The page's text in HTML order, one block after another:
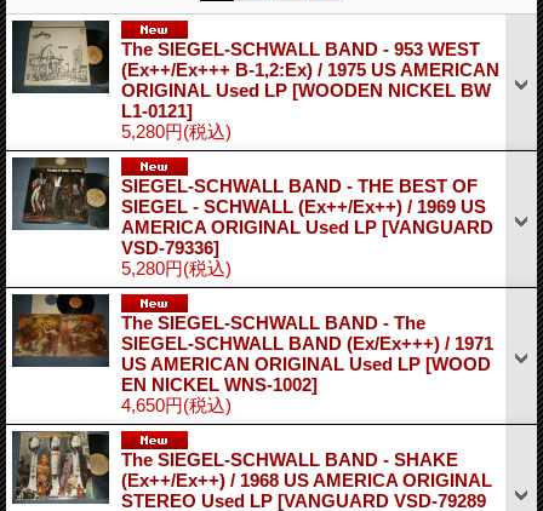
The SIEGEL-SCHWALL BAND - 953 WEST
(Ex++/Ex+++ B-1,2:Ex) / 1975 US AMERICAN
ORIGINAL Used LP [WOODEN NICKEL BW
L1-0121]
5,280円(税込)
SIEGEL-SCHWALL BAND - THE BEST OF
SIEGEL - SCHWALL (Ex++/Ex++) / 1969 US
AMERICA ORIGINAL Used LP [VANGUARD
VSD-79336]
5,280円(税込)
The SIEGEL-SCHWALL BAND - The
SIEGEL-SCHWALL BAND (Ex/Ex+++) / 1971
US AMERICAN ORIGINAL Used LP [WOOD
EN NICKEL WNS-1002]
4,650円(税込)
The SIEGEL-SCHWALL BAND - SHAKE
(Ex++/Ex++) / 1968 US AMERICA ORIGINAL
STEREO Used LP [VANGUARD VSD-79289